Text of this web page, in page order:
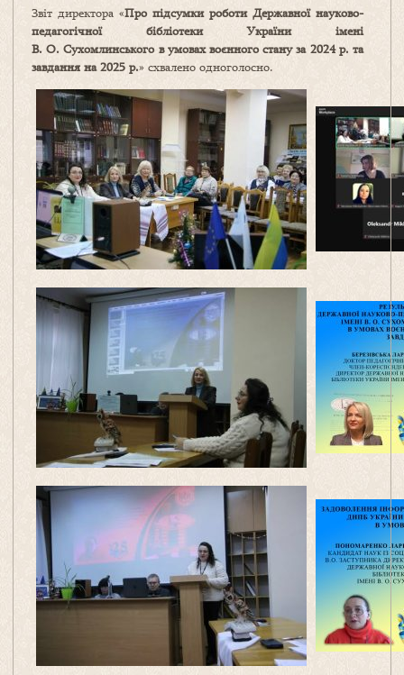
Звіт директора «Про підсумки роботи Державної науково-
педагогічної бібліотеки України імені
В. О. Сухомлинського в умовах воєнного стану за 2024 р. та
завдання на 2025 р.» схвалено одноголосно.